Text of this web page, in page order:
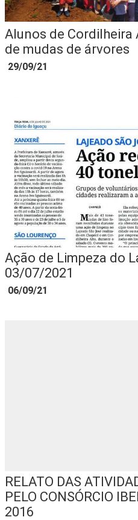
Alunos de
de mudas de árvores
29/09/21
Ação de Limpeza do
03/07/2021
06/09/21
RELATO DAS
PELO CONSÓRCIO
2016